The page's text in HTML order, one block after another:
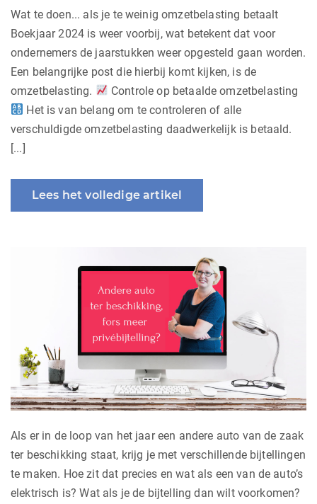
Wat te doen... als je te weinig omzetbelasting betaalt
Boekjaar 2024 is weer voorbij, wat betekent dat voor
ondernemers de jaarstukken weer opgesteld gaan worden.
Een belangrijke post die hierbij komt kijken, is de
omzetbelasting.
Controle op betaalde omzetbelasting
Het is van belang om te controleren of alle
verschuldigde omzetbelasting daadwerkelijk is betaald.
[...]
Lees het volledige artikel
Als er in de loop van het jaar een andere auto van de zaak
ter beschikking staat, krijg je met verschillende bijtellingen
te maken. Hoe zit dat precies en wat als een van de auto’s
elektrisch is? Wat als je de bijtelling dan wilt voorkomen?